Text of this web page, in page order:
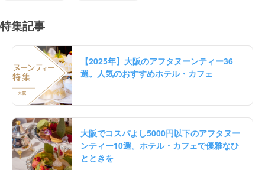
特集記事
【2025年】大阪のアフタヌーンティー36
選。人気のおすすめホテル・カフェ
大阪でコスパよし5000円以下のアフタヌー
ンティー10選。ホテル・カフェで優雅なひ
とときを